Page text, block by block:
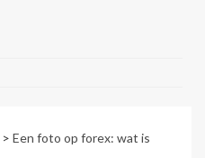
> Een foto op forex: wat is